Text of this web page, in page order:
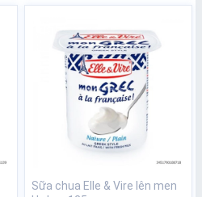
Sữa chua Elle & Vire lên men